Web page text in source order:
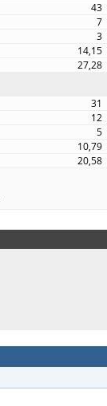
43
7
3
14,15
27,28
31
12
5
10,79
20,58